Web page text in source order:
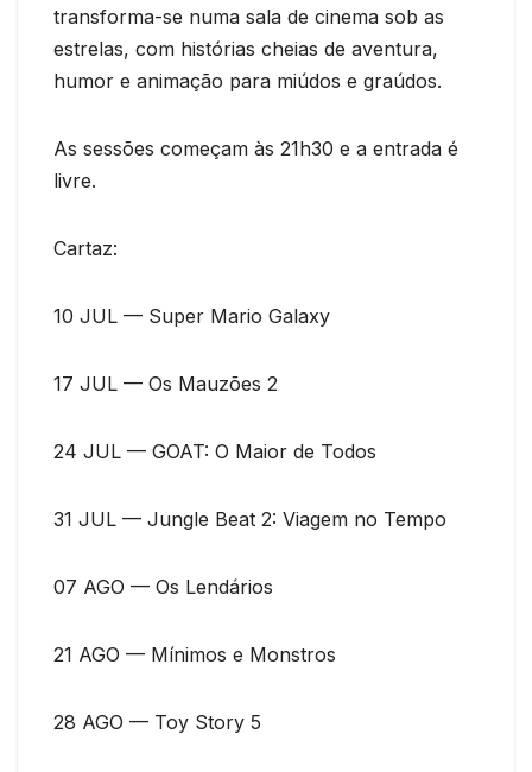
transforma-se numa sala de cinema sob as
estrelas, com histórias cheias de aventura,
humor e animação para miúdos e graúdos.
As sessões começam às 21h30 e a entrada é
livre.
Cartaz:
10 JUL — Super Mario Galaxy
17 JUL — Os Mauzões 2
24 JUL — GOAT: O Maior de Todos
31 JUL — Jungle Beat 2: Viagem no Tempo
07 AGO — Os Lendários
21 AGO — Mínimos e Monstros
28 AGO — Toy Story 5